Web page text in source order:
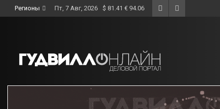
to
Регионы Пт, 7 Авг, 2026 $ 81.41 € 94.06